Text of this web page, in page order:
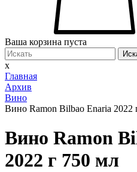
Ваша корзина пуста
x
Главная
Архив
Вино
Вино Ramon Bilbao Enaria 2022
Вино Ramon
2022 г 750 мл